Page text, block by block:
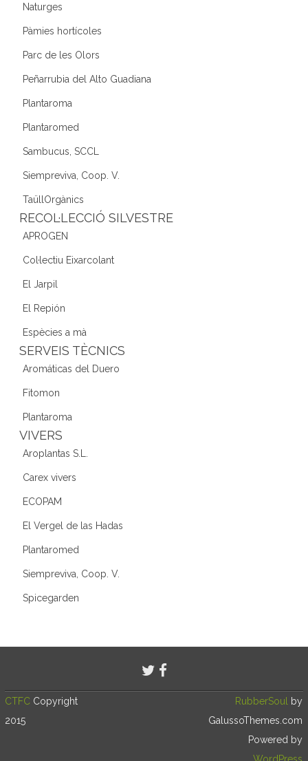
Naturges
Pàmies hortícoles
Parc de les Olors
Peñarrubia del Alto Guadiana
Plantaroma
Plantaromed
Sambucus, SCCL
Siempreviva, Coop. V.
TaüllOrgànics
RECOL·LECCIÓ SILVESTRE
APROGEN
Col·lectiu Eixarcolant
El Jarpil
El Repión
Espècies a mà
SERVEIS TÈCNICS
Aromáticas del Duero
Fitomon
Plantaroma
VIVERS
Aroplantas S.L.
Carex vivers
ECOPAM
El Vergel de las Hadas
Plantaromed
Siempreviva, Coop. V.
Spicegarden
CTFC Copyright
2015
RubberSoul
by
GalussoThemes.com
Powered by